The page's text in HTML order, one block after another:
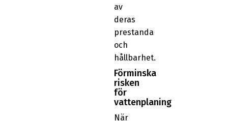
av
deras
prestanda
och
hållbarhet.
Förminska
risken
för
vattenplaning
När